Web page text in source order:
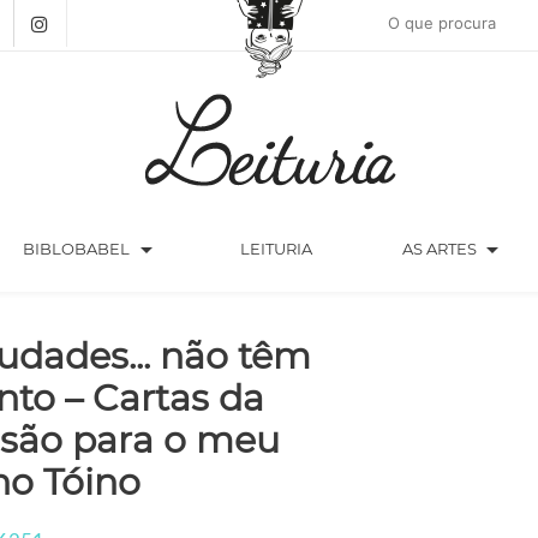
BIBLOBABEL arrow_drop_down LEITURIA AS ARTES arrow_drop_down
não têm
– Cartas da
para o meu
Tóino